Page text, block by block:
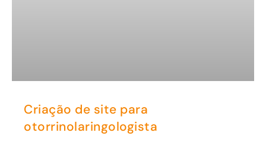
Criação de site para
otorrinolaringologista